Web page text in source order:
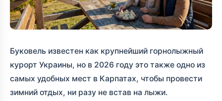
Буковель известен как крупнейший горнолыжный
курорт Украины, но в 2026 году это также одно из
самых удобных мест в Карпатах, чтобы провести
зимний отдых, ни разу не встав на лыжи.